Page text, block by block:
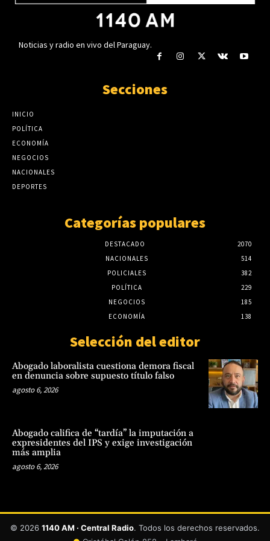
Noticias y radio en vivo del Paraguay.
Secciones
INICIO
POLÍTICA
ECONOMÍA
NEGOCIOS
NACIONALES
DEPORTES
Categorías populares
DESTACADO
2070
NACIONALES
514
POLICIALES
382
POLÍTICA
229
NEGOCIOS
185
ECONOMÍA
138
Selección del editor
Abogado laboralista cuestiona demora fiscal
en denuncia sobre supuesto título falso
agosto 6, 2026
Abogado califica de “tardía” la imputación a
expresidentes del IPS y exige investigación
más amplia
agosto 6, 2026
© 2026 1140 AM · Central Radio. Todos los derechos reservados.